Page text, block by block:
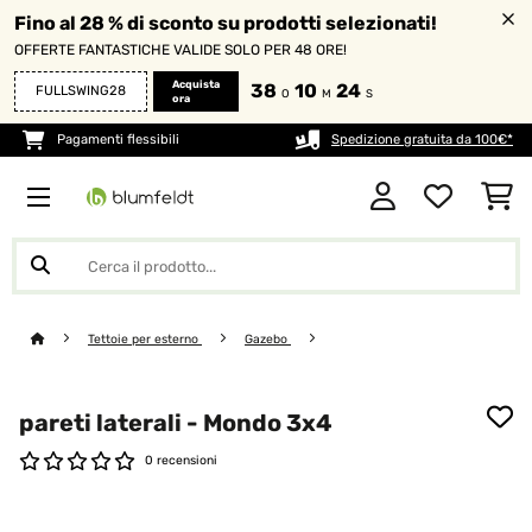
Fino al 28 % di sconto su prodotti selezionati!
OFFERTE FANTASTICHE VALIDE SOLO PER 48 ORE!
FULLSWING28
Acquista
ora
38 O 10 M 24 S
Pagamenti flessibili Spedizione gratuita da 100€*
Tettoie per esterno Gazebo
pareti laterali - Mondo 3x4
0 recensioni